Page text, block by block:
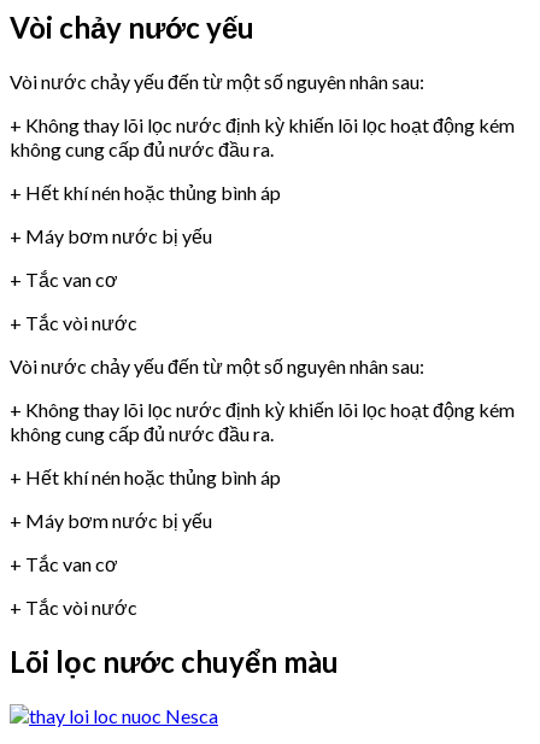
Vòi chảy nước yếu
Vòi nước chảy yếu đến từ một số nguyên nhân sau:
+ Không thay lõi lọc nước định kỳ khiến lõi lọc hoạt động kém
không cung cấp đủ nước đầu ra.
+ Hết khí nén hoặc thủng bình áp
+ Máy bơm nước bị yếu
+ Tắc van cơ
+ Tắc vòi nước
Vòi nước chảy yếu đến từ một số nguyên nhân sau:
+ Không thay lõi lọc nước định kỳ khiến lõi lọc hoạt động kém
không cung cấp đủ nước đầu ra.
+ Hết khí nén hoặc thủng bình áp
+ Máy bơm nước bị yếu
+ Tắc van cơ
+ Tắc vòi nước
Lõi lọc nước chuyển màu